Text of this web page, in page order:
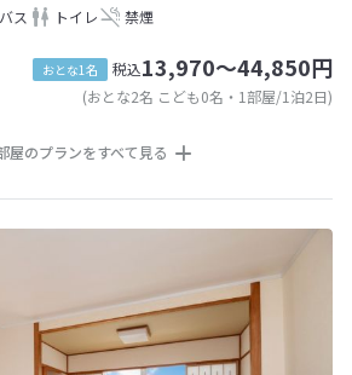
バス トイレ 禁煙
おとな1名 税込13,970～44,850円
(おとな2名 こども0名・1部屋/1泊2日)
屋のプランをすべて見る